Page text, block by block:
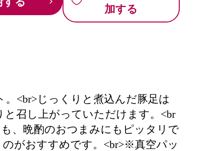
加する
<br>じっくりと煮込んだ豚足は
召し上がっていただけます。<br
、晩酌のおつまみにもピッタリで
がおすすめです。<br>※真空パッ